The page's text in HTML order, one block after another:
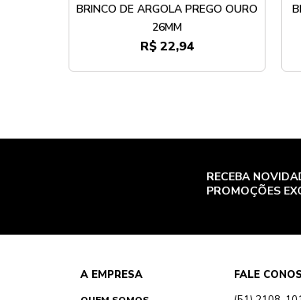
BRINCO DE ARGOLA PREGO OURO
26MM
R$ 22,94
RECEBA
PROMOÇÕES
A EMPRESA
FALE